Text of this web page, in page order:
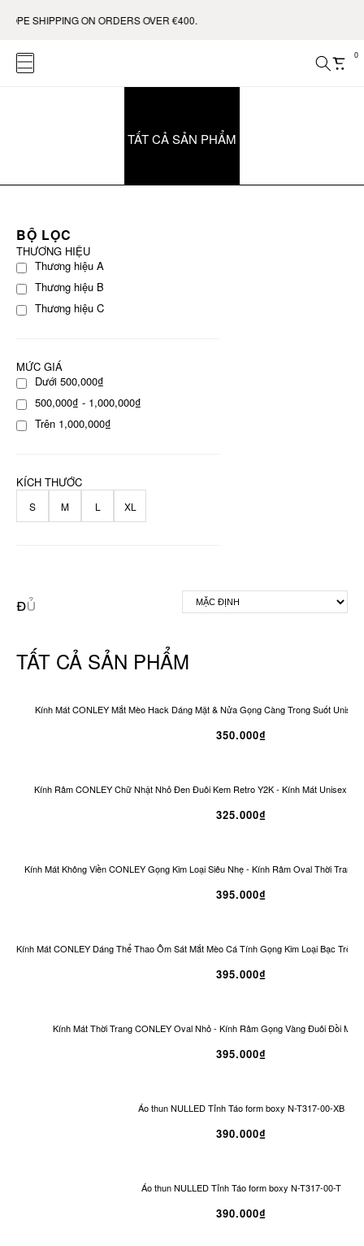
SHIPPING ON ORDERS OVER €400.
0
TẤT CẢ SẢN PHẨM
BỘ LỌC
THƯƠNG HIỆU
Thương hiệu A
Thương hiệu B
Thương hiệu C
MỨC GIÁ
Dưới 500,000₫
500,000₫ - 1,000,000₫
Trên 1,000,000₫
KÍCH THƯỚC
S M L XL
TẤT CẢ SẢN PHẨM
Kính Mát CONLEY Mắt Mèo Hack Dáng Mặt & Nửa Gọng Càng Trong Suốt
350.000₫
Kính Râm CONLEY Chữ Nhật Nhỏ Đen Đuôi Kem Retro Y2K - Kính Mát Unisex
325.000₫
Kính Mát Không Viền CONLEY Gọng Kim Loại Siêu Nhẹ - Kính Râm Oval Thời Trang
395.000₫
Kính Mát CONLEY Dáng Thể Thao Ôm Sát Mắt Mèo Cá Tính Gọng Kim Loại Bạc
395.000₫
Kính Mát Thời Trang CONLEY Oval Nhỏ - Kính Râm Gọng Vàng Đuôi Đồi Mồi
395.000₫
Áo thun NULLED Tỉnh Táo form boxy N-T317-00-XB
390.000₫
Áo thun NULLED Tỉnh Táo form boxy N-T317-00-T
390.000₫